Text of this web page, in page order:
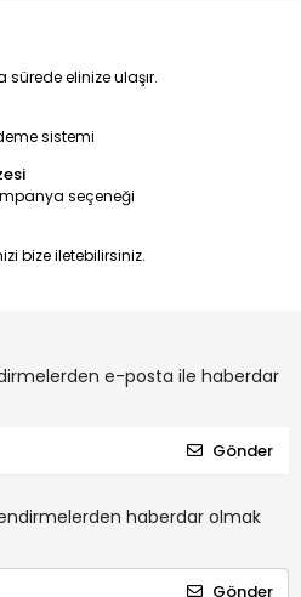
sürede elinize ulaşır.
sistemi
seçeneği
bize iletebilirsiniz.
e-posta ile haberdar
Gönder
haberdar olmak
Gönder